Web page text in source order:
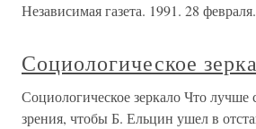
Независимая газета. 1991. 28
Социологическое
Социологическое зеркало Что
зрения, чтобы Б. Ельцин ушел в